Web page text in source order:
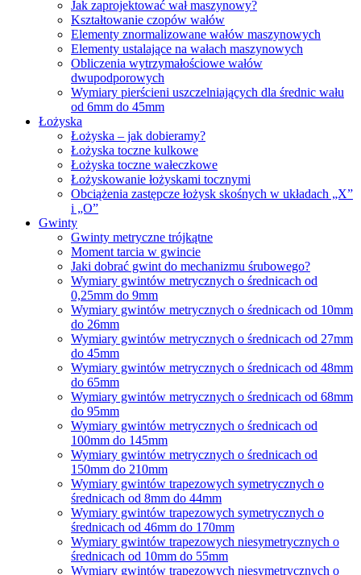
Jak zaprojektować wał maszynowy?
Kształtowanie czopów wałów
Elementy znormalizowane wałów maszynowych
Elementy ustalające na wałach maszynowych
Obliczenia wytrzymałościowe wałów
dwupodporowych
Wymiary pierścieni uszczelniających dla średnic wału
od 6mm do 45mm
Łożyska
Łożyska – jak dobieramy?
Łożyska toczne kulkowe
Łożyska toczne wałeczkowe
Łożyskowanie łożyskami tocznymi
Obciążenia zastępcze łożysk skośnych w układach „X”
i „O”
Gwinty
Gwinty metryczne trójkątne
Moment tarcia w gwincie
Jaki dobrać gwint do mechanizmu śrubowego?
Wymiary gwintów metrycznych o średnicach od
0,25mm do 9mm
Wymiary gwintów metrycznych o średnicach od 10mm
do 26mm
Wymiary gwintów metrycznych o średnicach od 27mm
do 45mm
Wymiary gwintów metrycznych o średnicach od 48mm
do 65mm
Wymiary gwintów metrycznych o średnicach od 68mm
do 95mm
Wymiary gwintów metrycznych o średnicach od
100mm do 145mm
Wymiary gwintów metrycznych o średnicach od
150mm do 210mm
Wymiary gwintów trapezowych symetrycznych o
średnicach od 8mm do 44mm
Wymiary gwintów trapezowych symetrycznych o
średnicach od 46mm do 170mm
Wymiary gwintów trapezowych niesymetrycznych o
średnicach od 10mm do 55mm
Wymiary gwintów trapezowych niesymetrycznych o